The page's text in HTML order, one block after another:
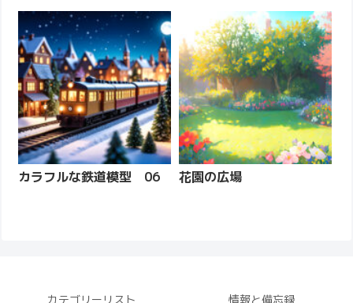
カラフルな鉄道模型 06 花園の広場
カテゴリーリスト 情報と備忘録